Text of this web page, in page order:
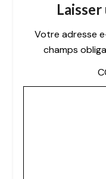
Votre adresse
champs